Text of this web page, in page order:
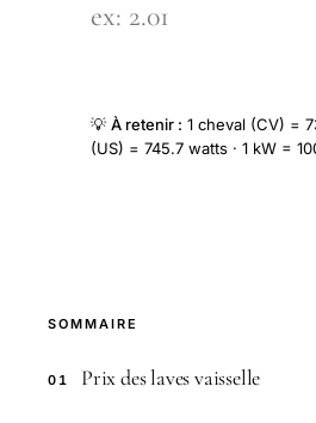
💡 À retenir : 1 cheval (CV) =
(US) = 745.7 watts · 1 kW =
SOMMAIRE
01 Prix des laves vaisselle